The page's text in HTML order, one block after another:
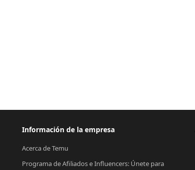
Información de la empresa
Acerca de Temu
Programa de Afiliados e Influencers: Únete para